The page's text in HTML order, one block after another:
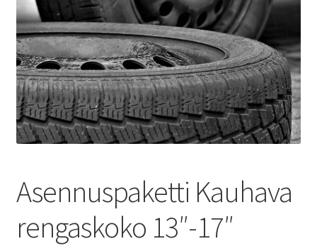
Asennuspaketti Kauhava
rengaskoko 13″-17″